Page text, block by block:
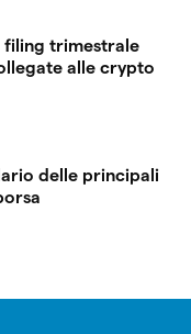
filing trimestrale
alle crypto
delle principali